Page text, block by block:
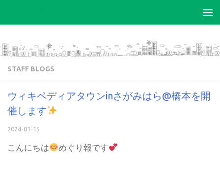
STAFF BLOGS
ウィキペディアタウンinさがみはら@橋本を開
催します
2024-01-15
こんにちは めぐり報です